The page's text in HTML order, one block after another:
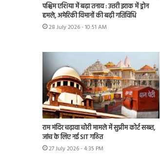
पश्चिम एशिया में बढ़ा तनाव : उत्तरी इराक में ड्रोन
हमले, अमेरिकी विमानों की बढ़ी गतिविधि
28 July 2026 - 10:51 AM
राम मंदिर चढ़ावा चोरी मामले में सुप्रीम कोर्ट सख्त,
जांच के लिए नई SIT गठित
27 July 2026 - 4:35 PM